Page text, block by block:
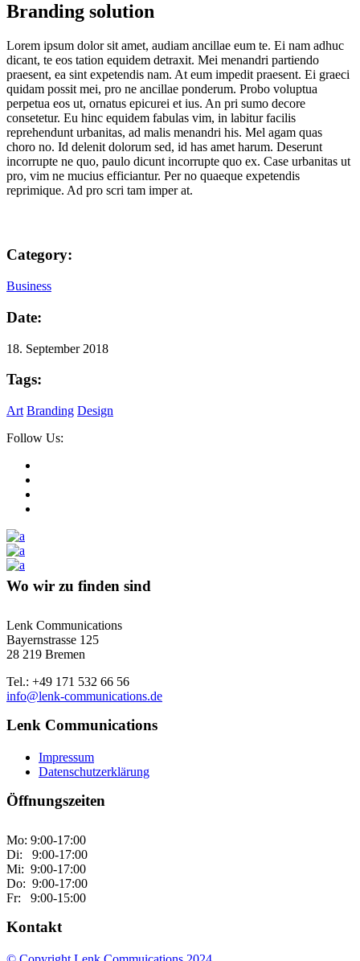
Branding solution
Lorem ipsum dolor sit amet, audiam ancillae eum te. Ei nam adhuc
dicant, te eos tation equidem detraxit. Mei menandri partiendo
praesent, ea sint expetendis nam. At eum impedit praesent. Ei graeci
quidam possit mei, pro ne ancillae ponderum. Probo voluptua
perpetua eos ut, ornatus epicurei et ius. An pri sumo decore
consetetur. Eu hinc equidem fabulas vim, in labitur facilis
reprehendunt urbanitas, ad malis menandri his. Mel agam quas
choro no. Id delenit dolorum sed, id has amet harum. Deserunt
incorrupte ne quo, paulo dicunt incorrupte quo ex. Case urbanitas ut
pro, vim ne mucius efficiantur. Per no quaeque expetendis
reprimique. Ad pro scri tam imper at.
Category:
Business
Date:
18. September 2018
Tags:
Art Branding Design
Follow Us:
Wo wir zu finden sind
Lenk Communications
Bayernstrasse 125
28 219 Bremen
Tel.: +49 171 532 66 56
info@lenk-communications.de
Lenk Communications
Impressum
Datenschutzerklärung
Öffnungszeiten
Mo: 9:00-17:00
Di: 9:00-17:00
Mi: 9:00-17:00
Do: 9:00-17:00
Fr: 9:00-15:00
Kontakt